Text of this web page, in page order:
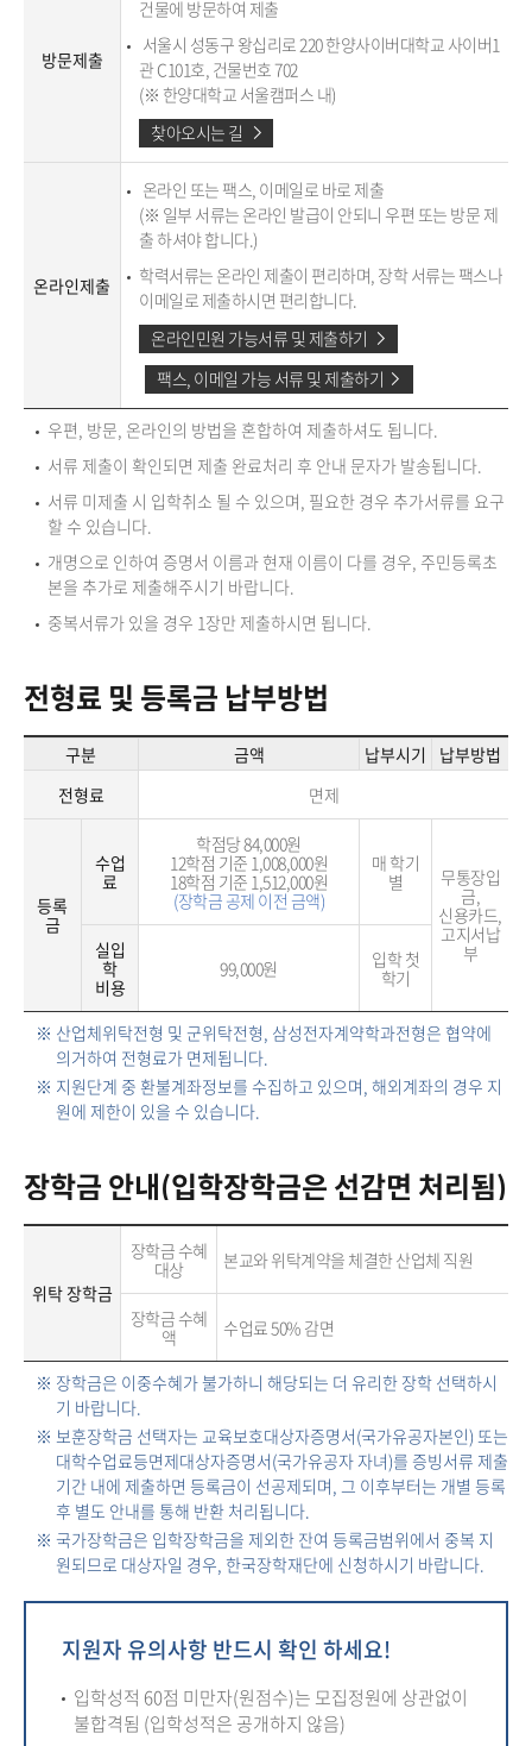
방문제출
건물에 방문하여 제출
서울시 성동구 왕십리로 220 한양사이버대학교 사이버1
관 C101호, 건물번호 702
(※ 한양대학교 서울캠퍼스 내)
찾아오시는 길
온라인제출
온라인 또는 팩스, 이메일로 바로 제출
(※ 일부 서류는 온라인 발급이 안되니 우편 또는 방문 제
출 하셔야 합니다.)
학력서류는 온라인 제출이 편리하며, 장학 서류는 팩스나
이메일로 제출하시면 편리합니다.
온라인민원 가능서류 및 제출하기
팩스, 이메일 가능 서류 및 제출하기
우편, 방문, 온라인의 방법을 혼합하여 제출하셔도 됩니다.
서류 제출이 확인되면 제출 완료처리 후 안내 문자가 발송됩니다.
서류 미제출 시 입학취소 될 수 있으며, 필요한 경우 추가서류를 요구
할 수 있습니다.
개명으로 인하여 증명서 이름과 현재 이름이 다를 경우, 주민등록초
본을 추가로 제출해주시기 바랍니다.
중복서류가 있을 경우 1장만 제출하시면 됩니다.
전형료 및 등록금 납부방법
구분 금액 납부시기
납부방법
전형료
면제
등록
금
수업
료
학점당 84,000원
12학점 기준 1,008,000원
18학점 기준 1,512,000원
(장학금 공제 이전 금액)
매 학기
별
무통장입
금,
신용카드,
고지서납
부
실입
학
비용
99,000원
입학 첫
학기
※ 산업체위탁전형 및 군위탁전형, 삼성전자계약학과전형은 협약에
의거하여 전형료가 면제됩니다.
※ 지원단계 중 환불계좌정보를 수집하고 있으며, 해외계좌의 경우 지
원에 제한이 있을 수 있습니다.
장학금 안내(입학장학금은 선감면 처리됨)
위탁 장학금
장학금 수혜
대상
본교와 위탁계약을 체결한 산업체 직원
장학금 수혜
액
수업료 50% 감면
※ 장학금은 이중수혜가 불가하니 해당되는 더 유리한 장학 선택하시
기 바랍니다.
※ 보훈장학금 선택자는 교육보호대상자증명서(국가유공자본인) 또는
대학수업료등면제대상자증명서(국가유공자 자녀)를 증빙서류 제출
기간 내에 제출하면 등록금이 선공제되며, 그 이후부터는 개별 등록
후 별도 안내를 통해 반환 처리됩니다.
※ 국가장학금은 입학장학금을 제외한 잔여 등록금범위에서 중복 지
원되므로 대상자일 경우, 한국장학재단에 신청하시기 바랍니다.
지원자 유의사항 반드시 확인 하세요!
입학성적 60점 미만자(원점수)는 모집정원에 상관없이
불합격됨 (입학성적은 공개하지 않음)